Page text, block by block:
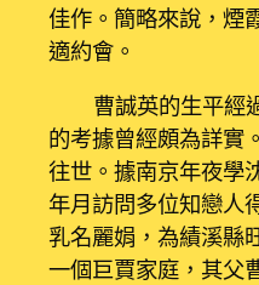
佳作。簡略來說，煙
適約會。
曹誠英的生平經
的考據曾經頗為詳實
往世。據南京年夜學
年月訪問多位知戀人
乳名麗娟，為績溪縣
一個巨賈家庭，其父